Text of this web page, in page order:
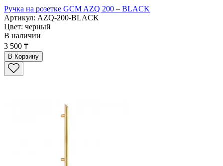
Ручка на розетке GCM AZQ 200 – BLACK
Артикул: AZQ-200-BLACK
Цвет: черный
В наличии
3 500 ₸
В Корзину